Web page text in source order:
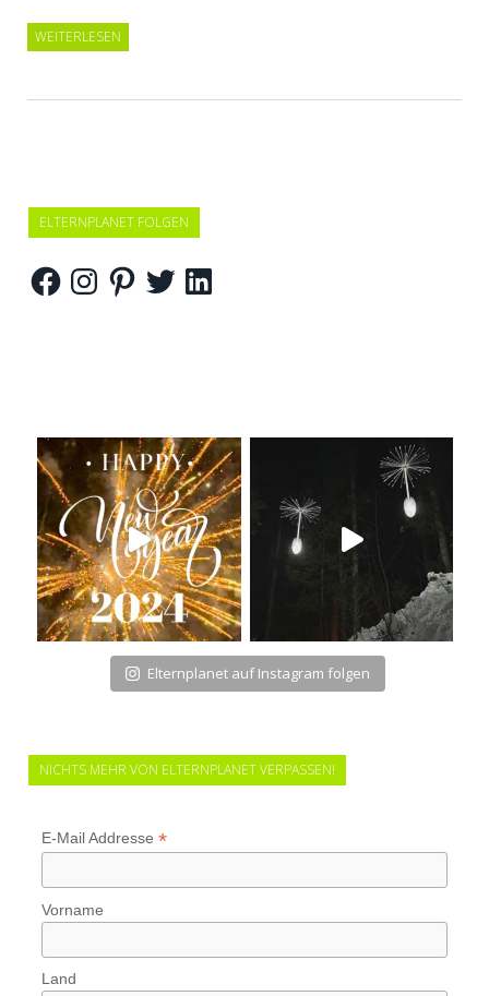
WEITERLESEN
ELTERNPLANET FOLGEN
FacebookInstagramPinterestTwitterLinkedIn
Elternplanet auf Instagram folgen
NICHTS MEHR VON ELTERNPLANET VERPASSEN!
E-Mail Addresse *
Vorname
Land